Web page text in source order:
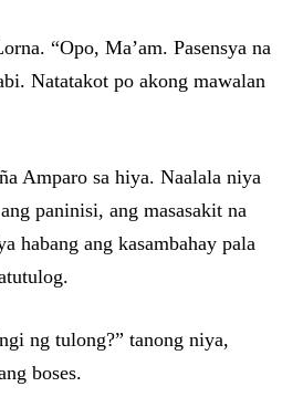
“Opo, Ma’am. Pasensya na
Natatakot po akong mawalan
Amparo sa hiya. Naalala niya
paninisi, ang masasakit na
habang ang kasambahay pala
ng tulong?” tanong niya,
boses.